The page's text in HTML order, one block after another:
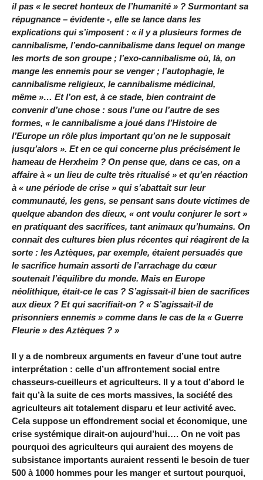
il pas « le secret honteux de l’humanité » ? Surmontant sa
répugnance – évidente -, elle se lance dans les
explications qui s’imposent : « il y a plusieurs formes de
cannibalisme, l’endo-cannibalisme dans lequel on mange
les morts de son groupe ; l’exo-cannibalisme où, là, on
mange les ennemis pour se venger ; l’autophagie, le
cannibalisme religieux, le cannibalisme médicinal,
même »… Et l’on est, à ce stade, bien contraint de
convenir d’une chose : sous l’une ou l’autre de ses
formes, « le cannibalisme a joué dans l’Histoire de
l’Europe un rôle plus important qu’on ne le supposait
jusqu’alors ». Et en ce qui concerne plus précisément le
hameau de Herxheim ? On pense que, dans ce cas, on a
affaire à « un lieu de culte très ritualisé » et qu’en réaction
à « une période de crise » qui s’abattait sur leur
communauté, les gens, se pensant sans doute victimes de
quelque abandon des dieux, « ont voulu conjurer le sort »
en pratiquant des sacrifices, tant animaux qu’humains. On
connait des cultures bien plus récentes qui réagirent de la
sorte : les Aztèques, par exemple, étaient persuadés que
le sacrifice humain assorti de l’arrachage du cœur
soutenait l’équilibre du monde. Mais en Europe
néolithique, était-ce le cas ? S’agissait-il bien de sacrifices
aux dieux ? Et qui sacrifiait-on ? « S’agissait-il de
prisonniers ennemis » comme dans le cas de la « Guerre
Fleurie » des Aztèques ? »
Il y a de nombreux arguments en faveur d’une tout autre
interprétation : celle d’un affrontement social entre
chasseurs-cueilleurs et agriculteurs. Il y a tout d’abord le
fait qu’à la suite de ces morts massives, la société des
agriculteurs ait totalement disparu et leur activité avec.
Cela suppose un effondrement social et économique, une
crise systémique dirait-on aujourd’hui…. On ne voit pas
pourquoi des agriculteurs qui auraient des moyens de
subsistance importants auraient ressenti le besoin de tuer
500 à 1000 hommes pour les manger et surtout pourquoi,